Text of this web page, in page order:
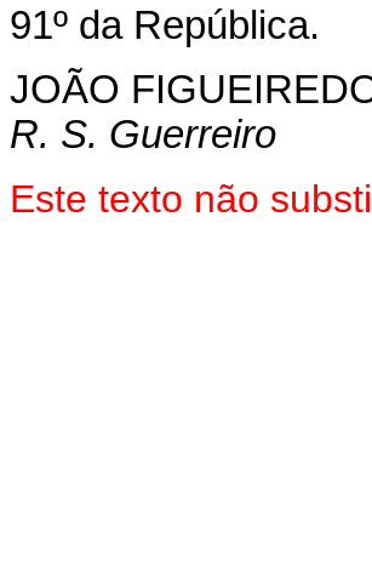
91º da República.
JOÃO
R. S. Guerreiro
Este texto não